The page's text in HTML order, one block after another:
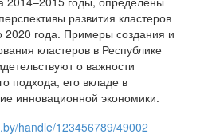
развития кластеров
2020 года. Примеры создания и
кластеров в Республике
о важности
подхода, его вкладе в
инновационной экономики.
handle/123456789/49002